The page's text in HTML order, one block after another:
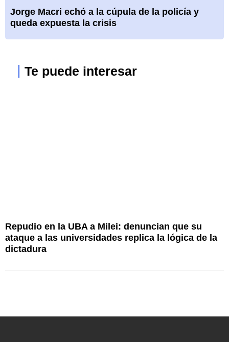
Jorge Macri echó a la cúpula de la policía y
queda expuesta la crisis
Te puede interesar
Repudio en la UBA a Milei: denuncian que su
ataque a las universidades replica la lógica de la
dictadura